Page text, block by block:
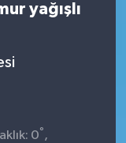
yağışlı
0° ,